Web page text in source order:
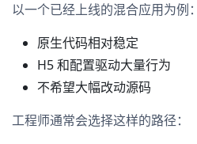
以一个已经上线的混合应用为例：
原生代码相对稳定
H5 和配置驱动大量行为
不希望大幅改动源码
工程师通常会选择这样的路径：